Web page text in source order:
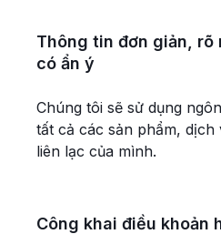
Thông tin đơn giản, rõ
có ẩn ý
Chúng tôi sẽ sử dụng
tất cả các sản phẩm,
liên lạc của mình.
Công khai điều khoản